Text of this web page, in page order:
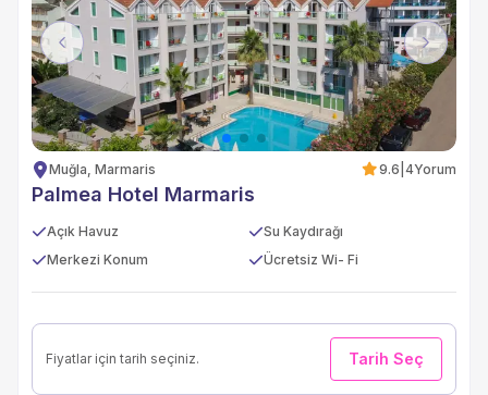
Previous Next
Muğla, Marmaris 9.6 4Yorum
Palmea Hotel Marmaris
Açık Havuz
Su Kaydırağı
Merkezi Konum
Ücretsiz Wi- Fi
Fiyatlar için tarih seçiniz. Tarih Seç